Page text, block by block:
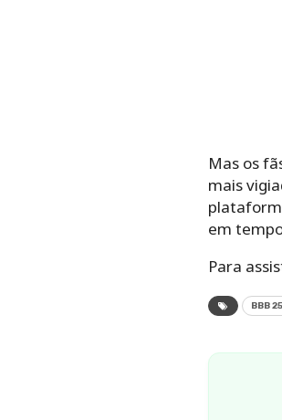
Mas os
mais
em
Para
BBB 25